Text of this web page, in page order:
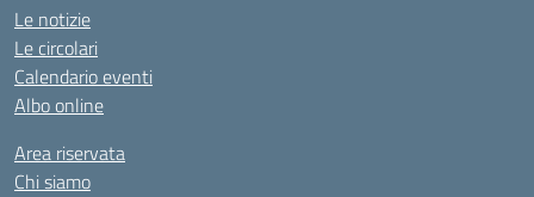
Le notizie
Le circolari
Calendario eventi
Albo online
Area riservata
Chi siamo